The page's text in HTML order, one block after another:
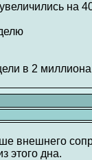
на
в 2 миллиона
внешнего
этого дна.